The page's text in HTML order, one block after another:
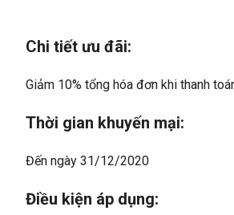
Chi tiết ưu đãi:
Giảm 10% tổng hóa đơn khi thanh
Thời gian khuyến mại:
Đến ngày 31/12/2020
Điều kiện áp dụng: